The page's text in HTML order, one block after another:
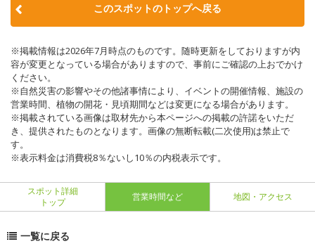
このスポットのトップへ戻る
※掲載情報は2026年7月時点のものです。随時更新をしておりますが内
容が変更となっている場合がありますので、事前にご確認の上おでかけ
ください。
※自然災害の影響やその他諸事情により、イベントの開催情報、施設の
営業時間、植物の開花・見頃期間などは変更になる場合があります。
※掲載されている画像は取材先から本ページへの掲載の許諾をいただ
き、提供されたものとなります。画像の無断転載(二次使用)は禁止で
す。
※表示料金は消費税8％ないし10％の内税表示です。
スポット詳細
トップ
営業時間など 地図・アクセス
一覧に戻る